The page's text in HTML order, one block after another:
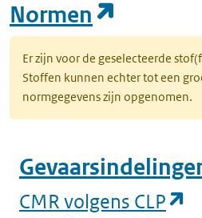
Normen
Er zijn voor de geselecteerde
Stoffen kunnen echter tot een
normgegevens zijn opgenomen.
CMR volgens CLP